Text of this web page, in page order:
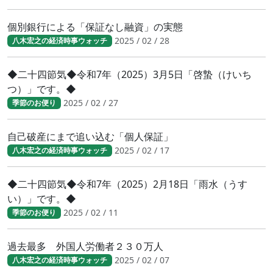
個別銀行による「保証なし融資」の実態
八木宏之の経済時事ウォッチ 2025 / 02 / 28
◆二十四節気◆令和7年（2025）3月5日「啓蟄（けいち
つ）」です。◆
季節のお便り 2025 / 02 / 27
自己破産にまで追い込む「個人保証」
八木宏之の経済時事ウォッチ 2025 / 02 / 17
◆二十四節気◆令和7年（2025）2月18日「雨水（うす
い）」です。◆
季節のお便り 2025 / 02 / 11
過去最多 外国人労働者２３０万人
八木宏之の経済時事ウォッチ 2025 / 02 / 07